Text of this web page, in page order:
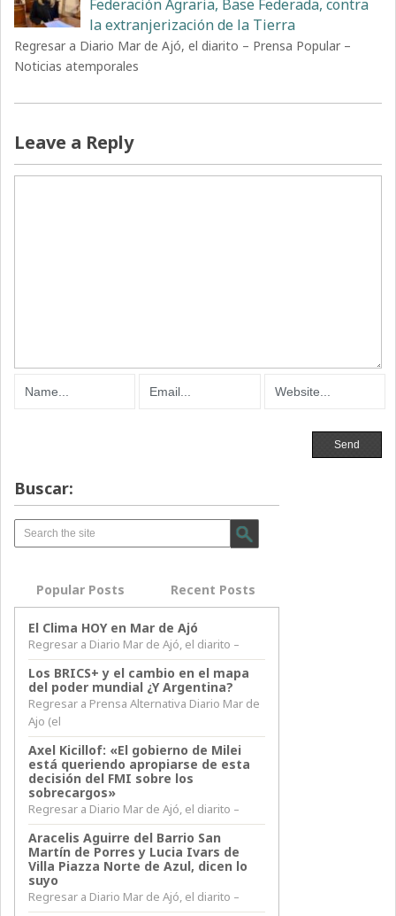
Federación Agraria, Base Federada, contra
la extranjerización de la Tierra
Regresar a Diario Mar de Ajó, el diarito – Prensa Popular –
Noticias atemporales
Leave a Reply
Buscar:
Popular Posts Recent Posts
El Clima HOY en Mar de Ajó
Regresar a Diario Mar de Ajó, el diarito –
Los BRICS+ y el cambio en el mapa
del poder mundial ¿Y Argentina?
Regresar a Prensa Alternativa Diario Mar de
Ajo (el
Axel Kicillof: «El gobierno de Milei
está queriendo apropiarse de esta
decisión del FMI sobre los
sobrecargos»
Regresar a Diario Mar de Ajó, el diarito –
Aracelis Aguirre del Barrio San
Martín de Porres y Lucia Ivars de
Villa Piazza Norte de Azul, dicen lo
suyo
Regresar a Diario Mar de Ajó, el diarito –